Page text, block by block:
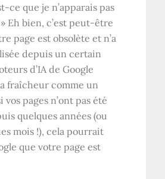
ce que je n’apparais pas
Eh bien, c’est peut-être
page est obsolète et n’a
depuis un certain
d’IA de Google
fraîcheur comme un
vos pages n’ont pas été
quelques années (ou
mois !), cela pourrait
que votre page est